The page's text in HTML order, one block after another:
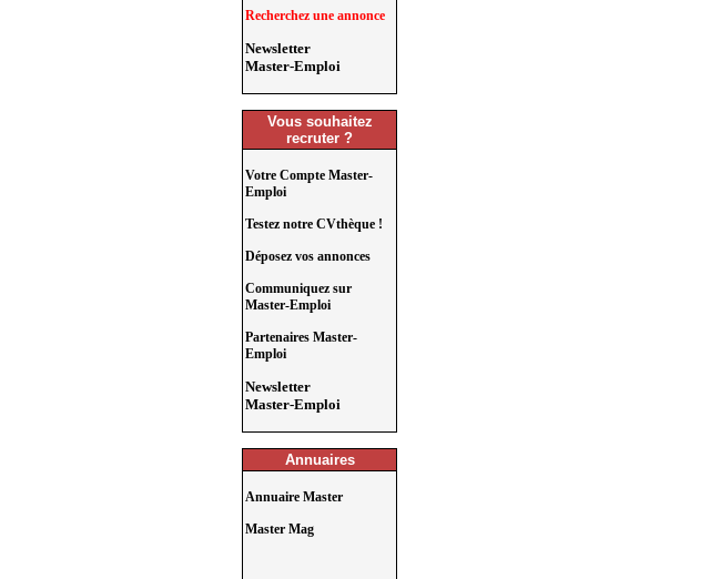
Recherchez une annonce
Newsletter
Master-Emploi
Vous souhaitez
recruter ?
Votre Compte Master-
Emploi
Testez notre CVthèque !
Déposez vos annonces
Communiquez sur
Master-Emploi
Partenaires Master-
Emploi
Newsletter
Master-Emploi
Annuaires
Annuaire Master
Master Mag